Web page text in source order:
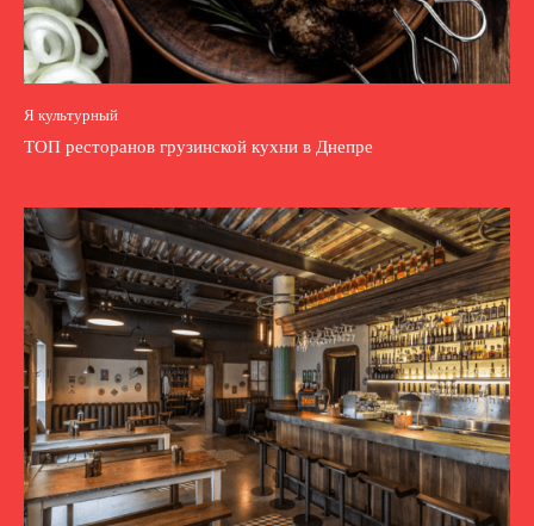
Я культурный
ТОП ресторанов грузинской кухни в Днепре